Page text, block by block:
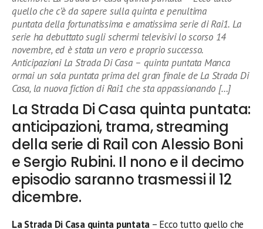
quello che c’è da sapere sulla quinta e penultima
puntata della fortunatissima e amatissima serie di Rai1. La
serie ha debuttato sugli schermi televisivi lo scorso 14
novembre, ed è stata un vero e proprio successo.
Anticipazioni La Strada Di Casa – quinta puntata Manca
ormai un sola puntata prima del gran finale de La Strada Di
Casa, la nuova fiction di Rai1 che sta appassionando […]
La Strada Di Casa quinta puntata:
anticipazioni, trama, streaming
della serie di Rai1 con Alessio Boni
e Sergio Rubini. Il nono e il decimo
episodio saranno trasmessi il 12
dicembre.
La Strada Di Casa quinta puntata – Ecco tutto quello che